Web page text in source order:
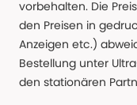
vorbehalten. Die
den Preisen in
Anzeigen etc.)
Bestellung unter
den stationären